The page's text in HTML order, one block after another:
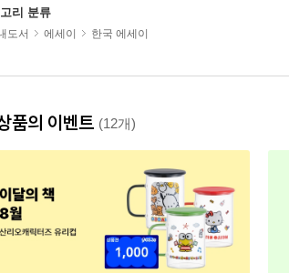
리 분류
도서 에세이 한국 에세이
품의 이벤트 (12개)